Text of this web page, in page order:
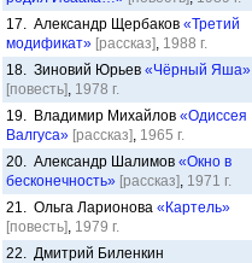
17. Александр Щербаков «Третий
модификат» [рассказ], 1988 г.
18. Зиновий Юрьев «Чёрный Яша»
[повесть], 1978 г.
19. Владимир Михайлов «Одиссея
Валгуса» [рассказ], 1965 г.
20. Александр Шалимов «Окно в
бесконечность» [рассказ], 1971 г.
21. Ольга Ларионова «Картель»
[повесть], 1979 г.
22. Дмитрий Биленкин